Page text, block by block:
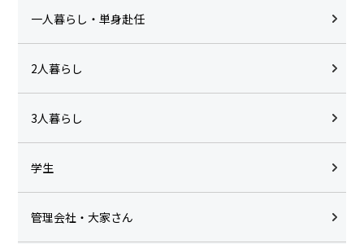
一人暮らし・単身赴任
2人暮らし
3人暮らし
学生
管理会社・大家さん